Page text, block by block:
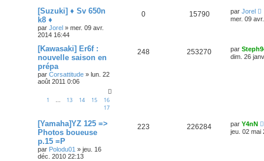
[Suzuki] ♦ Sv 650n
k8 ♦
par Jorel » mer. 09 avr.
2014 16:44
0 15790 par Jorel
mer. 09
[Kawasaki] Er6f :
nouvelle saison en
prépa
par Corsattitude » lun. 22
août 2011 0:06
1 … 13 14 15
16
17
248 253270 par
dim. 26
[Yamaha]YZ 125 =>
Photos boueuse
p.15 =P
par Polodu01 » jeu. 16
déc. 2010 22:13
223 226284 par Y4nN
jeu. 02 mai